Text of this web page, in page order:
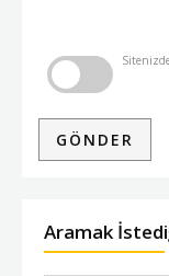
Aramak